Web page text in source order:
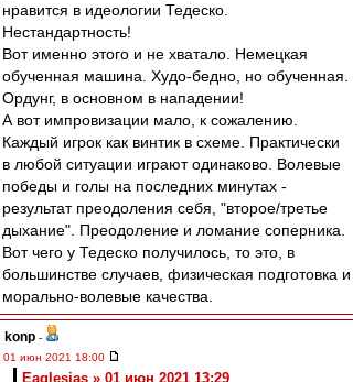
нравится в идеологии Тедеско.
Нестандартность!
Вот именно этого и не хватало. Немецкая
обученная машина. Худо-бедно, но обученная.
Ордунг, в основном в нападении!
А вот импровизации мало, к сожалению.
Каждый игрок как винтик в схеме. Практически
в любой ситуации играют одинаково. Волевые
победы и голы на последних минутах -
результат преодоления себя, "второе/третье
дыхание". Преодоление и ломание соперника.
Вот чего у Тедеско получилось, то это, в
большинстве случаев, физическая подготовка и
морально-волевые качества.
konp -
01 июн 2021 18:00
Eaglesias » 01 июн 2021 13:29